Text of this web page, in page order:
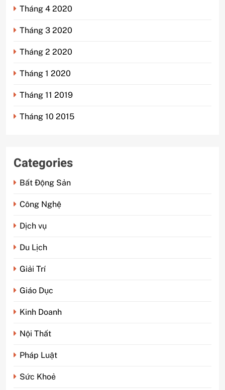
Tháng 4 2020
Tháng 3 2020
Tháng 2 2020
Tháng 1 2020
Tháng 11 2019
Tháng 10 2015
Categories
Bất Động Sản
Công Nghệ
Dịch vụ
Du Lịch
Giải Trí
Giáo Dục
Kinh Doanh
Nội Thất
Pháp Luật
Sức Khoẻ